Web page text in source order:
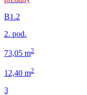
B1.2
2. pod.
73,05 m2
12,40 m2
3